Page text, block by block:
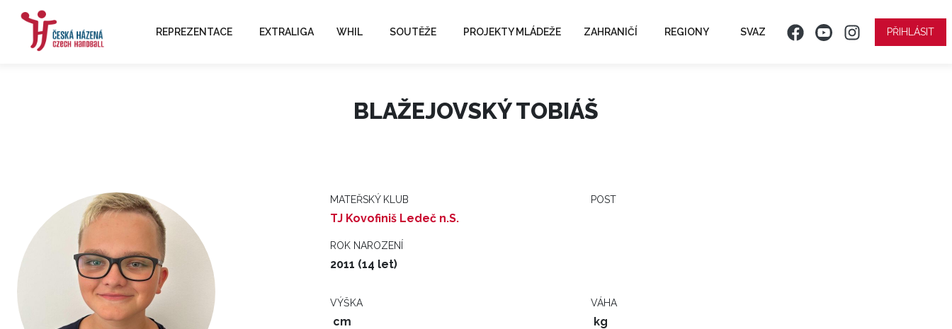
REPREZENTACE EXTRALIGA WHIL SOUTĚŽE PROJEKTY MLÁDEŽE ZAHRANIČÍ REGIONY SVAZ PŘIHLÁSIT
BLAŽEJOVSKÝ TOBIÁŠ
MATEŘSKÝ KLUB
TJ Kovofiniš Ledeč n.S.
POST
ROK NAROZENÍ
2011 (14 let)
VÝŠKA
cm
VÁHA
kg